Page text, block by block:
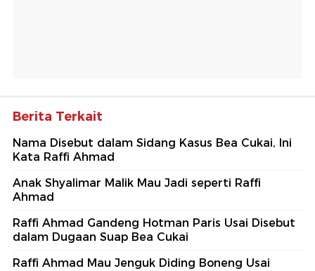
Berita Terkait
Nama Disebut dalam Sidang Kasus Bea Cukai, Ini
Kata Raffi Ahmad
Anak Shyalimar Malik Mau Jadi seperti Raffi
Ahmad
Raffi Ahmad Gandeng Hotman Paris Usai Disebut
dalam Dugaan Suap Bea Cukai
Raffi Ahmad Mau Jenguk Diding Boneng Usai